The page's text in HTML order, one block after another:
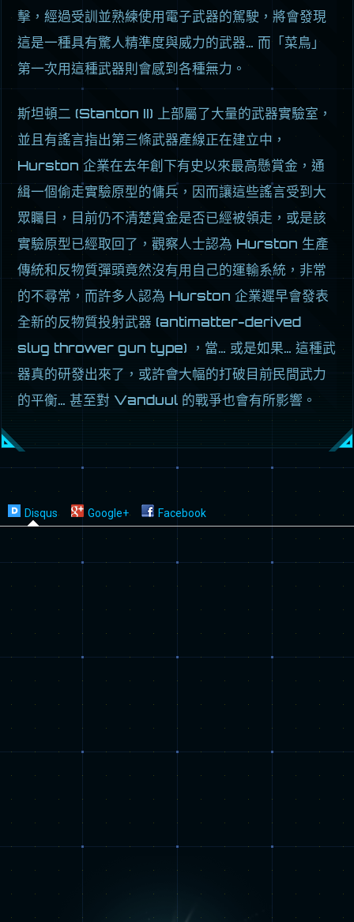
擊，經過受訓並熟練使用電子武器的駕駛，將會發現
這是一種具有驚人精準度與威力的武器… 而「菜鳥」
第一次用這種武器則會感到各種無力。
斯坦頓二 (Stanton II) 上部屬了大量的武器實驗室，
並且有謠言指出第三條武器產線正在建立中，
Hurston 企業在去年創下有史以來最高懸賞金，通
緝一個偷走實驗原型的傭兵，因而讓這些謠言受到大
眾矚目，目前仍不清楚賞金是否已經被領走，或是該
實驗原型已經取回了，觀察人士認為 Hurston 生產
傳統和反物質彈頭竟然沒有用自己的運輸系統，非常
的不尋常，而許多人認為 Hurston 企業遲早會發表
全新的反物質投射武器 (antimatter-derived
slug thrower gun type) ，當… 或是如果… 這種武
器真的研發出來了，或許會大幅的打破目前民間武力
的平衡… 甚至對 Vanduul 的戰爭也會有所影響。
Disqus Google+ Facebook